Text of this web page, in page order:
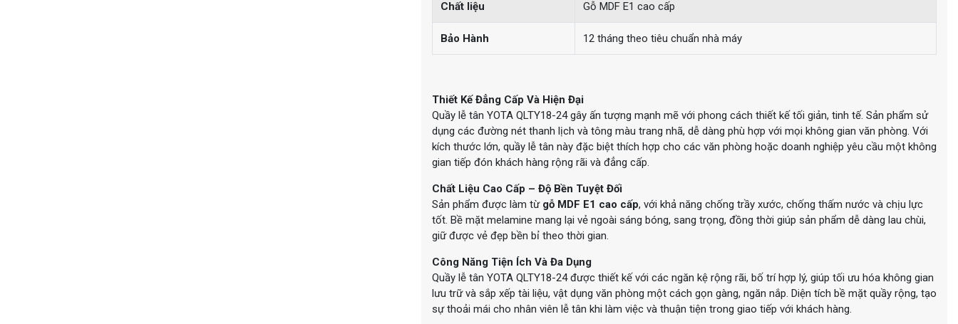
Chất liệu Gỗ MDF E1 cao cấp
Bảo Hành 12 tháng theo tiêu chuẩn nhà máy
Thiết Kế Đẳng Cấp Và Hiện Đại
Quầy lễ tân YOTA QLTY18-24 gây ấn tượng mạnh mẽ với phong cách thiết kế tối giản, tinh tế. Sản phẩm sử
dụng các đường nét thanh lịch và tông màu trang nhã, dễ dàng phù hợp với mọi không gian văn phòng. Với
kích thước lớn, quầy lễ tân này đặc biệt thích hợp cho các văn phòng hoặc doanh nghiệp yêu cầu một không
gian tiếp đón khách hàng rộng rãi và đẳng cấp.
Chất Liệu Cao Cấp – Độ Bền Tuyệt Đối
Sản phẩm được làm từ gỗ MDF E1 cao cấp, với khả năng chống trầy xước, chống thấm nước và chịu lực
tốt. Bề mặt melamine mang lại vẻ ngoài sáng bóng, sang trọng, đồng thời giúp sản phẩm dễ dàng lau chùi,
giữ được vẻ đẹp bền bỉ theo thời gian.
Công Năng Tiện Ích Và Đa Dụng
Quầy lễ tân YOTA QLTY18-24 được thiết kế với các ngăn kệ rộng rãi, bố trí hợp lý, giúp tối ưu hóa không gian
lưu trữ và sắp xếp tài liệu, vật dụng văn phòng một cách gọn gàng, ngăn nắp. Diện tích bề mặt quầy rộng, tạo
sự thoải mái cho nhân viên lễ tân khi làm việc và thuận tiện trong giao tiếp với khách hàng.